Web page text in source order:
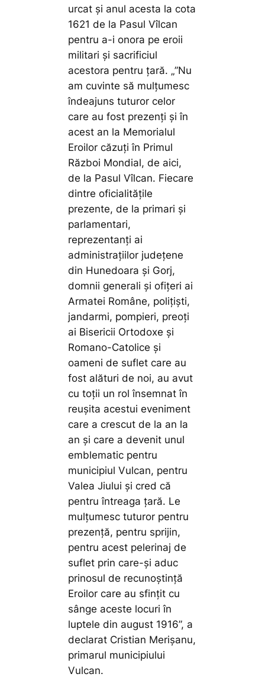
urcat și anul acesta la cota
1621 de la Pasul Vîlcan
pentru a-i onora pe eroii
militari și sacrificiul
acestora pentru țară. „”Nu
am cuvinte să mulțumesc
îndeajuns tuturor celor
care au fost prezenți și în
acest an la Memorialul
Eroilor căzuți în Primul
Război Mondial, de aici,
de la Pasul Vîlcan. Fiecare
dintre oficialitățile
prezente, de la primari și
parlamentari,
reprezentanți ai
administrațiilor județene
din Hunedoara și Gorj,
domnii generali și ofițeri ai
Armatei Române, polițiști,
jandarmi, pompieri, preoți
ai Bisericii Ortodoxe și
Romano-Catolice și
oameni de suflet care au
fost alături de noi, au avut
cu toții un rol însemnat în
reușita acestui eveniment
care a crescut de la an la
an și care a devenit unul
emblematic pentru
municipiul Vulcan, pentru
Valea Jiului și cred că
pentru întreaga țară. Le
mulțumesc tuturor pentru
prezență, pentru sprijin,
pentru acest pelerinaj de
suflet prin care-și aduc
prinosul de recunoștință
Eroilor care au sfințit cu
sânge aceste locuri în
luptele din august 1916”, a
declarat Cristian Merișanu,
primarul municipiului
Vulcan.